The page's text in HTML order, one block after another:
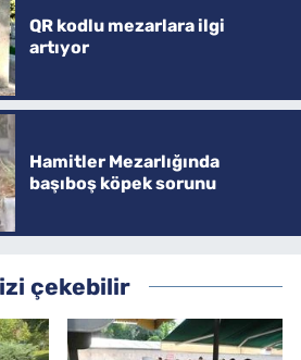
QR kodlu mezarlara ilgi
artıyor
Hamitler Mezarlığında
başıboş köpek sorunu
çekebilir